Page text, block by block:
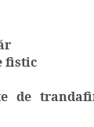
fistic
de